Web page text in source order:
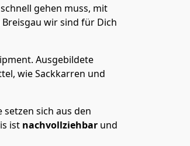
gehen muss, mit
wir sind für Dich
Ausgebildete
wie Sackkarren und
setzen sich aus den
ist nachvollziehbar und